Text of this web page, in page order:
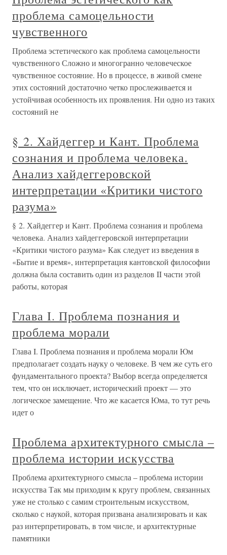
проблема самоцельности
чувственного
Проблема эстетического как проблема самоцельности
чувственного Сложно и многогранно человеческое
чувственное состояние. Но в процессе, в живой смене
этих состояний достаточно четко прослеживается и
устойчивая особенность их проявления. Ни одно из таких
состояний не
§ 2. Хайдеггер и Кант. Проблема
сознания и проблема человека.
Анализ хайдеггеровской
интерпретации «Критики чистого
разума»
§ 2. Хайдеггер и Кант. Проблема сознания и проблема
человека. Анализ хайдеггеровской интерпретации
«Критики чистого разума» Как следует из введения в
«Бытие и время», интерпретация кантовской философии
должна была составить один из разделов II части этой
работы, которая
Глава I. Проблема познания и
проблема морали
Глава I. Проблема познания и проблема морали Юм
предполагает создать науку о человеке. В чем же суть его
фундаментального проекта? Выбор всегда определяется
тем, что он исключает, исторический проект — это
логическое замещение. Что же касается Юма, то тут речь
идет о
Проблема архитектурного смысла –
проблема истории искусства
Проблема архитектурного смысла – проблема истории
искусства Так мы приходим к кругу проблем, связанных
уже не столько с самим строительным искусством,
сколько с наукой, которая призвана анализировать и как
раз интерпретировать, в том числе, и архитектурные
памятники